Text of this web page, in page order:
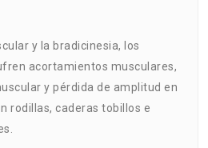
y la bradicinesia, los
acortamientos musculares,
y pérdida de amplitud en
rodillas, caderas tobillos e